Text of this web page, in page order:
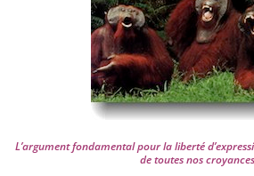
L’argument fon­da­men­tal pour la liber­té
de toutes nos